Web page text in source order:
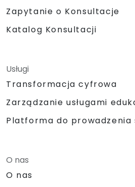
Zapytanie o Konsultacje
Katalog Konsultacji
Usługi
Transformacja cyfrowa
Zarządzanie usługami
Platforma do prowadzenia
O nas
O nas